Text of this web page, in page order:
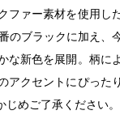
ファー素材を使用し
のブラックに加え、
な新色を展開。柄に
アクセントにぴった
めご了承ください。